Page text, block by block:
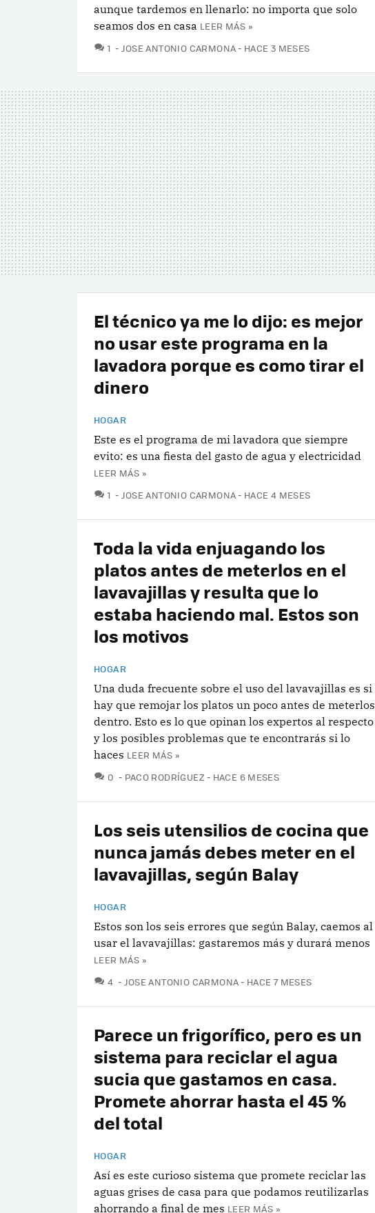
aunque tardemos en llenarlo: no importa que solo
seamos dos en casa LEER MÁS »
1 COMENTARIOS
JOSE ANTONIO CARMONA HACE 3 MESES
El técnico ya me lo dijo: es mejor
no usar este programa en la
lavadora porque es como tirar el
dinero
HOGAR
Este es el programa de mi lavadora que siempre
evito: es una fiesta del gasto de agua y electricidad
LEER MÁS »
1 COMENTARIOS
JOSE ANTONIO CARMONA HACE 4 MESES
Toda la vida enjuagando los
platos antes de meterlos en el
lavavajillas y resulta que lo
estaba haciendo mal. Estos son
los motivos
HOGAR
Una duda frecuente sobre el uso del lavavajillas es si
hay que remojar los platos un poco antes de meterlos
dentro. Esto es lo que opinan los expertos al respecto
y los posibles problemas que te encontrarás si lo
haces LEER MÁS »
0 COMENTARIOS
PACO RODRÍGUEZ HACE 6 MESES
Los seis utensilios de cocina que
nunca jamás debes meter en el
lavavajillas, según Balay
HOGAR
Estos son los seis errores que según Balay, caemos al
usar el lavavajillas: gastaremos más y durará menos
LEER MÁS »
4 COMENTARIOS
JOSE ANTONIO CARMONA HACE 7 MESES
Parece un frigorífico, pero es un
sistema para reciclar el agua
sucia que gastamos en casa.
Promete ahorrar hasta el 45 %
del total
HOGAR
Así es este curioso sistema que promete reciclar las
aguas grises de casa para que podamos reutilizarlas
ahorrando a final de mes LEER MÁS »